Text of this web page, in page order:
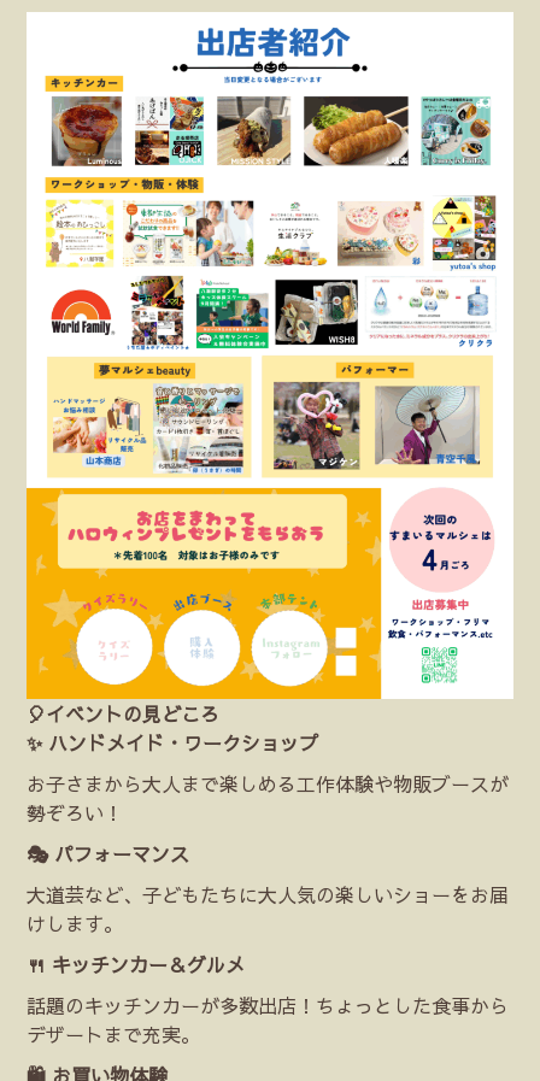
🎈イベントの見どころ
✨ ハンドメイド・ワークショップ
お子さまから大人まで楽しめる工作体験や物販ブースが
勢ぞろい！
🎭 パフォーマンス
大道芸など、子どもたちに大人気の楽しいショーをお届
けします。
🍴 キッチンカー＆グルメ
話題のキッチンカーが多数出店！ちょっとした食事から
デザートまで充実。
🛍 お買い物体験